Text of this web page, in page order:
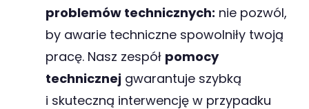
problemów technicznych: nie pozwól,
by awarie techniczne spowolniły twoją
pracę. Nasz zespół pomocy
technicznej gwarantuje szybką
i skuteczną interwencję w przypadku